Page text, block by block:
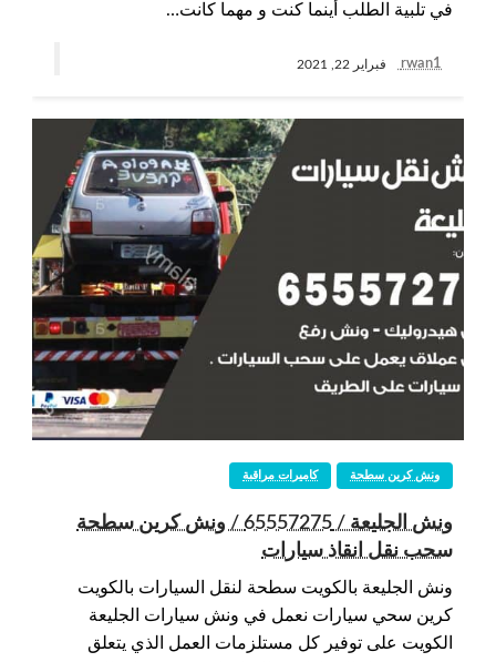
في تلبية الطلب أينما كنت و مهما كانت…
rwan1 فبراير 22, 2021
كاميرات مراقبة ونش كرين سطحة
ونش الجليعة / 65557275 / ونش كرين سطحة
سحب نقل انقاذ سيارات
ونش الجليعة بالكويت سطحة لنقل السيارات بالكويت
كرين سحي سيارات نعمل في ونش سيارات الجليعة
الكويت على توفير كل مستلزمات العمل الذي يتعلق